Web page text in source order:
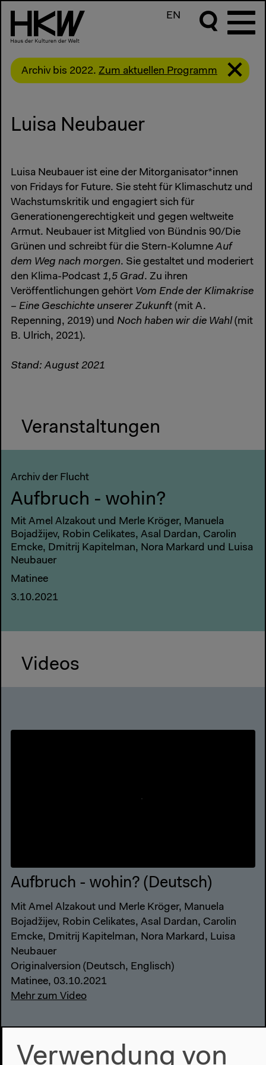
EN
Archiv bis 2022. Zum aktuellen Programm
Luisa Neubauer
Luisa Neubauer ist eine der Mitorganisator*innen
von Fridays for Future. Sie steht für Klimaschutz und
Wachstumskritik und engagiert sich für
Generationengerechtigkeit und gegen weltweite
Armut. Neubauer ist Mitglied von Bündnis 90/Die
Grünen und schreibt für die Stern-KolumneAuf
dem Weg nach morgen. Sie gestaltet und moderiert
den Klima-Podcast 1,5 Grad. Zu ihren
Veröffentlichungen gehört Vom Ende der Klimakrise
– Eine Geschichte unserer Zukunft (mit A.
Repenning, 2019) und Noch haben wir die Wahl (mit
B. Ulrich, 2021).
Stand: August 2021
Veranstaltungen
Archiv der Flucht
Aufbruch - wohin?
Mit Amel Alzakout und Merle Kröger, Manuela
Bojadžijev, Robin Celikates, Asal Dardan, Carolin
Emcke, Dmitrij Kapitelman, Nora Markard und Luisa
Neubauer
Matinee
3.10.2021
Videos
Aufbruch - wohin? (Deutsch)
Mit Amel Alzakout und Merle Kröger, Manuela
Bojadžijev, Robin Celikates, Asal Dardan, Carolin
Emcke, Dmitrij Kapitelman, Nora Markard, Luisa
Neubauer
Originalversion (Deutsch, Englisch)
Matinee, 03.10.2021
Mehr zum Video
Verwendung von